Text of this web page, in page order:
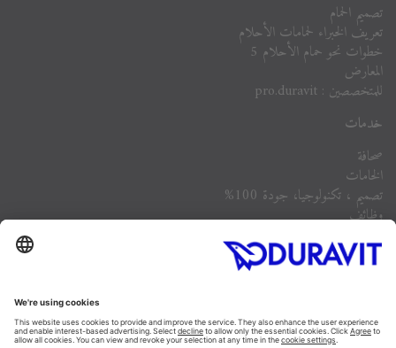
تصميم الحمام
تعريف الخبراء لحمامات الأحلام
خطوات نحو حمام الأحلام 5
المعارض
للمتخصصين : pro.duravit
خدمات
صحافة
الخامات
تصميم ، تكنولوجيا، جودة 100%
وظائف
أسئلة مكررة
Facebook
Instagram